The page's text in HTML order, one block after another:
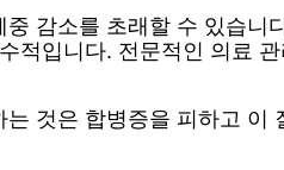
감소를 초래할 수 있습니
적입니다. 전문적인 의료
것은 합병증을 피하고 이